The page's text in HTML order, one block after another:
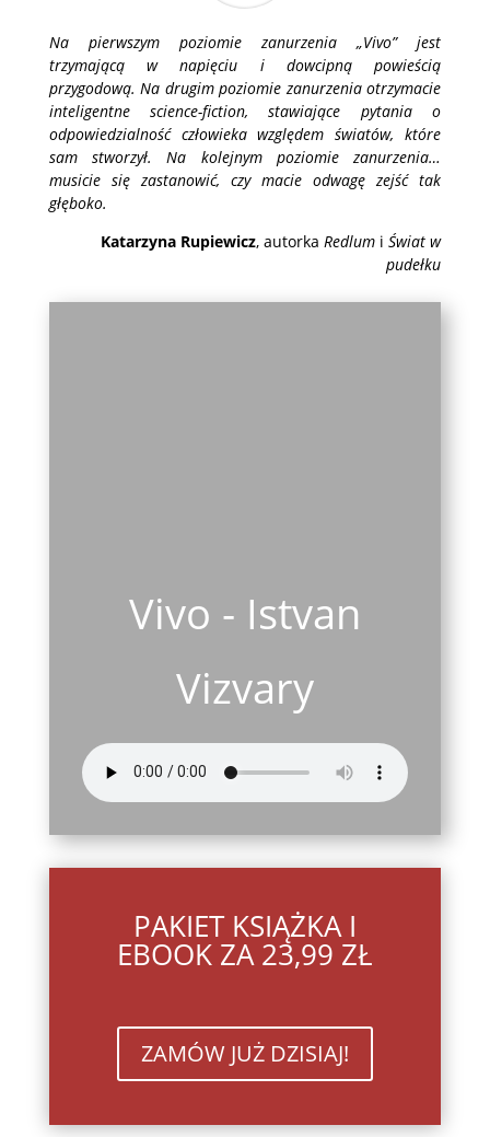
Na pierwszym poziomie zanurzenia „Vivo” jest
trzymającą w napięciu i dowcipną powieścią
przygodową. Na drugim poziomie zanurzenia otrzymacie
inteligentne science-fiction, stawiające pytania o
odpowiedzialność człowieka względem światów, które
sam stworzył. Na kolejnym poziomie zanurzenia…
musicie się zastanowić, czy macie odwagę zejść tak
głęboko.
Katarzyna Rupiewicz, autorkaRedlum iŚwiat w
pudełku
Vivo - Istvan
Vizvary
PAKIET KSIĄŻKA I
EBOOK ZA 23,99 ZŁ
ZAMÓW JUŻ DZISIAJ!